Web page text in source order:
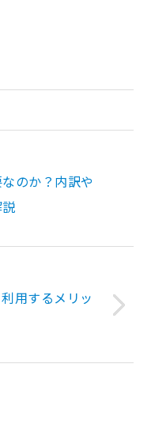
のか？内訳や
用するメリッ